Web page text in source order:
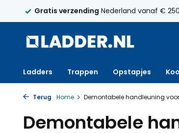
Gratis verzending Nederland vanaf €
Ladders Trappen Opstapjes
Terug Home Demontabele handleuning
Demontabele